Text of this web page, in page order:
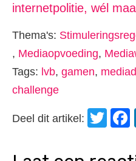
internetpolitie, wél
Thema's:
, Mediaopvoeding,
Tags: lvb, gamen,
challenge
Deel dit artikel: